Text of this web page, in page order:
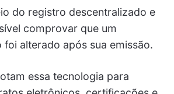
do registro descentralizado e
comprovar que um
foi alterado após sua emissão.
essa tecnologia para